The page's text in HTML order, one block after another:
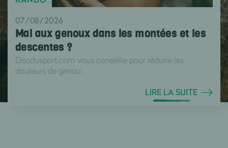
07/08/2026
Mal aux genoux dans les montées et les
descentes ?
Docdusport.com vous conseille pour réduire les
douleurs de genou .
LIRE LA SUITE